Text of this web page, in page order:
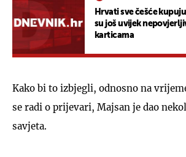
Hrvati sve češće
su još uvijek
karticama
Kako bi to izbjegli, odnosno na
se radi o prijevari, Majsan je dao
savjeta.